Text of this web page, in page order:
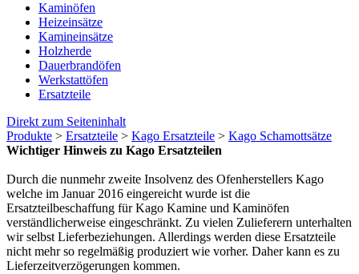
Kaminöfen
Heizeinsätze
Kamineinsätze
Holzherde
Dauerbrandöfen
Werkstattöfen
Ersatzteile
Direkt zum Seiteninhalt
Produkte > Ersatzteile > Kago Ersatzteile > Kago Schamottsätze
Wichtiger Hinweis zu Kago Ersatzteilen
Durch die nunmehr zweite Insolvenz des Ofenherstellers Kago
welche im Januar 2016 eingereicht wurde ist die
Ersatzteilbeschaffung für Kago Kamine und Kaminöfen
verständlicherweise eingeschränkt. Zu vielen Zulieferern unterhalten
wir selbst Lieferbeziehungen. Allerdings werden diese Ersatzteile
nicht mehr so regelmäßig produziert wie vorher. Daher kann es zu
Lieferzeitverzögerungen kommen.